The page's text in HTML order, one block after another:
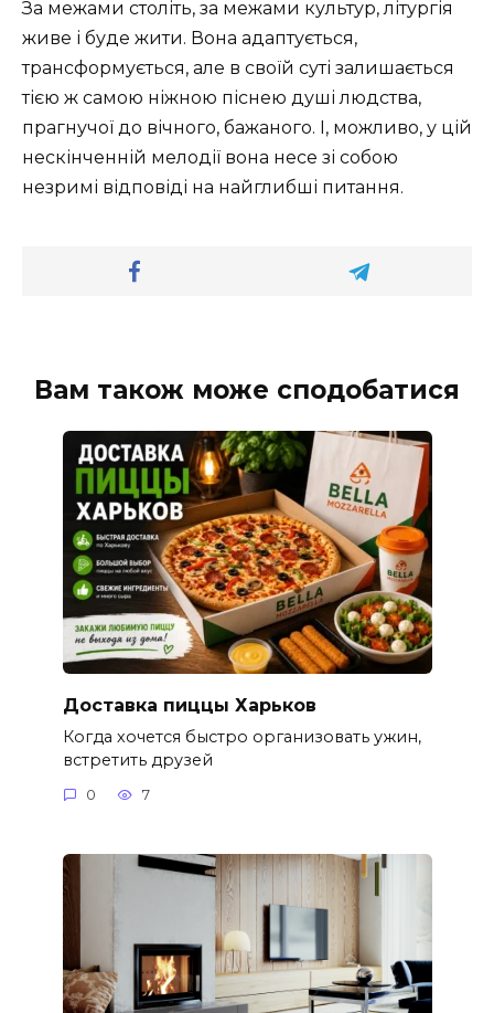
За межами століть, за межами культур, літургія
живе і буде жити. Вона адаптується,
трансформується, але в своїй суті залишається
тією ж самою ніжною піснею душі людства,
прагнучої до вічного, бажаного. І, можливо, у цій
нескінченній мелодії вона несе зі собою
незримі відповіді на найглибші питання.
Вам також може сподобатися
Доставка пиццы Харьков
Когда хочется быстро организовать ужин,
встретить друзей
0 7